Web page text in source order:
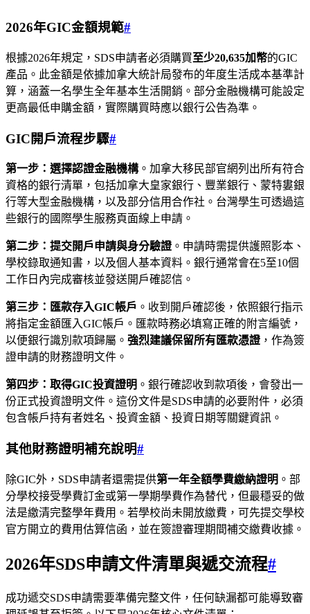
2026年GIC金額規範#
根據2026年規定，SDS申請者必須購買至少20,635加幣的GIC
產品。此金額是依據加拿大統計局發布的年度生活成本基準計
算，涵蓋一名學生全年基本生活開銷。部分金融機構可能設定
更高最低申購金額，實際購買時應以銀行公告為準。
GIC開戶流程步驟#
第一步：選擇認證金融機構。加拿大移民部官網列出所有符合
資格的銀行清單，包括加拿大皇家銀行、豐業銀行、蒙特婁銀
行等大型金融機構，以及部分信用合作社。台灣學生可透過這
些銀行的國際學生服務頁面線上申請。
第二步：提交開戶申請與身分驗證。申請時需提供護照影本、
學校錄取通知書，以及個人基本資料。銀行通常會在5至10個
工作日內完成審核並發送開戶確認信。
第三步：匯款存入GIC帳戶 。收到開戶確認後，依照銀行指示
將指定金額匯入GIC帳戶。匯款時務必填寫正確的附言編號，
以便銀行識別款項歸屬。 強烈建議保留所有匯款憑證，作為簽
證申請的財務證明文件。
第四步：取得GIC投資證明 。銀行確認收到款項後，會發出一
份正式投資證明文件。這份文件是SDS申請的必要附件，必須
包含帳戶持有者姓名、投資金額、投資日期等關鍵資訊。
其他財務證明補充說明#
除GIC外，SDS申請者還需提供第一年全額學費繳納證明 。部
分學校接受學費訂金或第一學期學費作為替代，但最穩妥的做
法是繳清完整學年費用。若學校尚未開放繳費，可先提交學校
官方開立的費用估算信函，並在簽證審理期間補交繳費收據。
2026年SDS申請文件清單與遞交流程#
成功遞交SDS申請需要準備完整文件，任何缺漏都可能導致審